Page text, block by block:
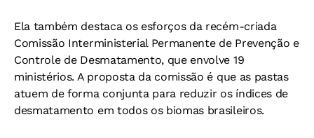
Ela também destaca os esforços da recém-criada
Comissão Interministerial Permanente de Prevenção e
Controle de Desmatamento, que envolve 19
ministérios. A proposta da comissão é que as pastas
atuem de forma conjunta para reduzir os índices de
desmatamento em todos os biomas brasileiros.